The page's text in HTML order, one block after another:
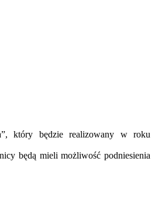
który będzie realizowany w roku
będą mieli możliwość podniesienia